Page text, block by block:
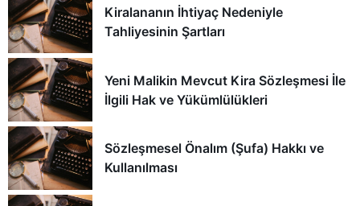
Kiralananın İhtiyaç Nedeniyle
Tahliyesinin Şartları
Yeni Malikin Mevcut Kira Sözleşmesi İle
İlgili Hak ve Yükümlülükleri
Sözleşmesel Önalım (Şufa) Hakkı ve
Kullanılması